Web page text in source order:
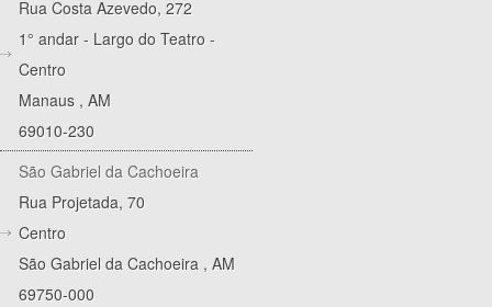
Rua Costa Azevedo, 272
1° andar - Largo do Teatro -
Centro
Manaus , AM
69010-230
São Gabriel da Cachoeira
Rua Projetada, 70
Centro
São Gabriel da Cachoeira , AM
69750-000